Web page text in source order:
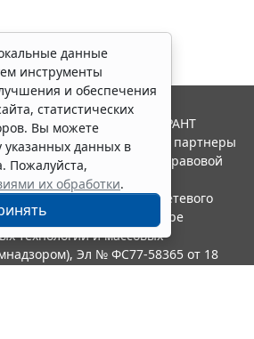
данные
инструменты
и обеспечения
статистических
Вы можете
указанных данных в
Пожалуйста,
их обработки.
2026. Система ГАРАНТ
Компания "Гарант" и ее партнеры
Российской ассоциации правовой
в качестве сетевого
службой по надзору в сфере
технологий и массовых
Эл № ФС77-58365 от 18